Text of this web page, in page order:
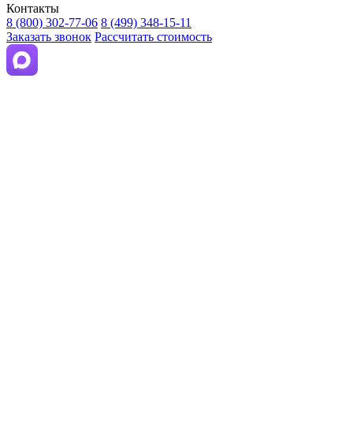
Контакты
8 (800) 302-77-06 8 (499) 348-15-11
Заказать звонок Рассчитать стоимость